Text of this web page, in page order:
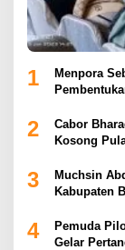
1
Menpora
2
Cabor
Kosong
3
Muchsin
Kabupaten
4
Pemuda
Gelar